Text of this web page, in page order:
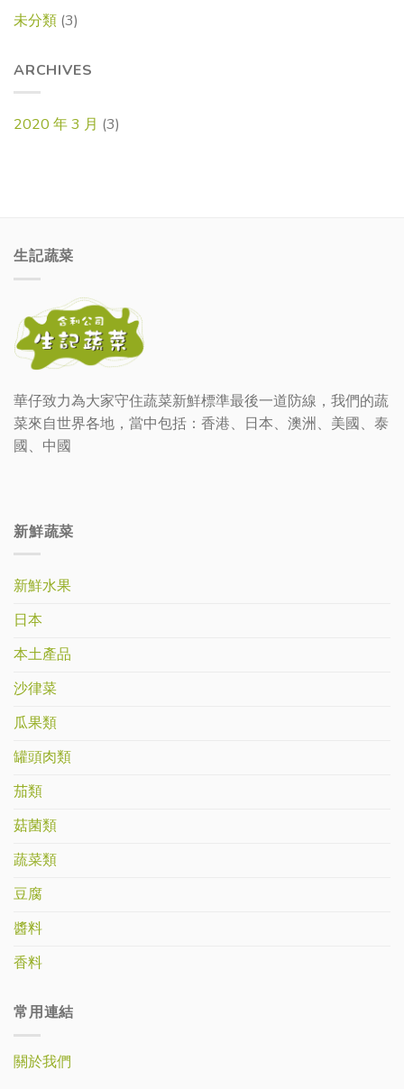
未分類 (3)
ARCHIVES
2020 年 3 月 (3)
生記蔬菜
華仔致力為大家守住蔬菜新鮮標準最後一道防線，我們的蔬
菜來自世界各地，當中包括：香港、日本、澳洲、美國、泰
國、中國
新鮮蔬菜
新鮮水果
日本
本土產品
沙律菜
瓜果類
罐頭肉類
茄類
菇菌類
蔬菜類
豆腐
醬料
香料
常用連結
關於我們